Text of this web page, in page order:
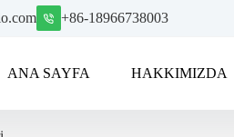
+86-18966738003
ANA SAYFA HAKKIMIZDA